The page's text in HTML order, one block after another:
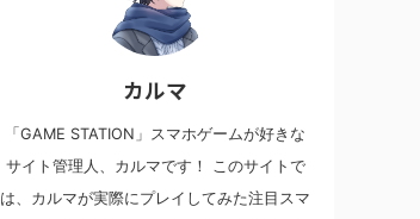
カルマ
「GAME STATION」スマホゲームが好きな
サイト管理人、カルマです！ このサイトで
は、カルマが実際にプレイしてみた注目スマ